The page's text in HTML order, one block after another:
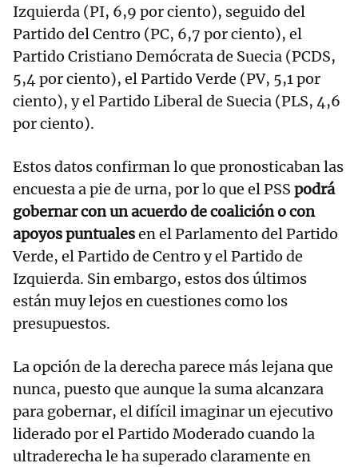
Izquierda (PI, 6,9 por ciento), seguido del
Partido del Centro (PC, 6,7 por ciento), el
Partido Cristiano Demócrata de Suecia (PCDS,
5,4 por ciento), el Partido Verde (PV, 5,1 por
ciento), y el Partido Liberal de Suecia (PLS, 4,6
por ciento).
Estos datos confirman lo que pronosticaban las
encuesta a pie de urna, por lo que el PSS podrá
gobernar con un acuerdo de coalición o con
apoyos puntualesen el Parlamento del Partido
Verde, el Partido de Centro y el Partido de
Izquierda. Sin embargo, estos dos últimos
están muy lejos en cuestiones como los
presupuestos.
La opción de la derecha parece más lejana que
nunca, puesto que aunque la suma alcanzara
para gobernar, el difícil imaginar un ejecutivo
liderado por el Partido Moderado cuando la
ultraderecha le ha superado claramente en